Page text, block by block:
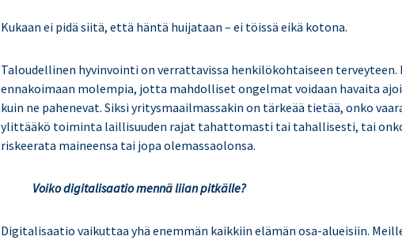
Kukaan ei pidä siitä, että häntä huijataan – ei töissä eikä kotona.
Taloudellinen hyvinvointi on verrattavissa henkilökohtaiseen
ennakoimaan molempia, jotta mahdolliset ongelmat voidaan havaita
kuin ne pahenevat. Siksi yritysmaailmassakin on tärkeää tietää, onko
ylittääkö toiminta laillisuuden rajat tahattomasti tai tahallisesti, tai
riskeerata maineensa tai jopa olemassaolonsa.
Voiko digitalisaatio mennä liian pitkälle?
Digitalisaatio vaikuttaa yhä enemmän kaikkiin elämän osa-alueisiin.